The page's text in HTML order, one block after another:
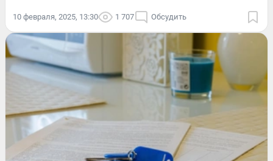
10 февраля, 2025, 13:30 1 707 Обсудить